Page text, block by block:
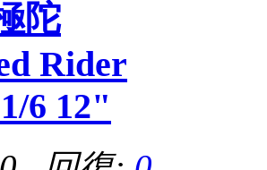
陀
Rider
6 12"